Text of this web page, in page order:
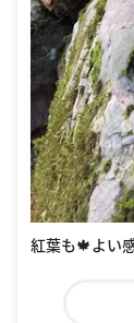
紅葉も🍁よい感